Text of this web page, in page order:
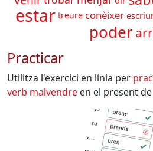
estar treure conèixer
poder
Practicar
Utilitza l'exercici en línia per
verb malvendre en el present